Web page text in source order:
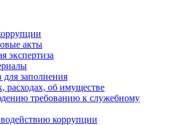
акты
экспертиза
заполнения
расходах, об имуществе
требованию к служебному
коррупции